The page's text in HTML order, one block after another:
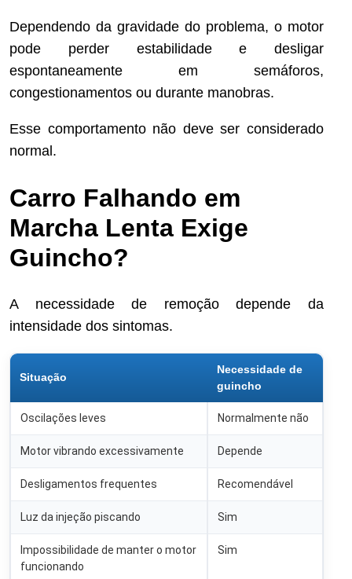
Dependendo da gravidade do problema, o motor
pode perder estabilidade e desligar
espontaneamente em semáforos,
congestionamentos ou durante manobras.
Esse comportamento não deve ser considerado
normal.
Carro Falhando em
Marcha Lenta Exige
Guincho?
A necessidade de remoção depende da
intensidade dos sintomas.
Situação
Necessidade de
guincho
Oscilações leves Normalmente não
Motor vibrando excessivamente Depende
Desligamentos frequentes Recomendável
Luz da injeção piscando Sim
Impossibilidade de manter o motor
funcionando
Sim